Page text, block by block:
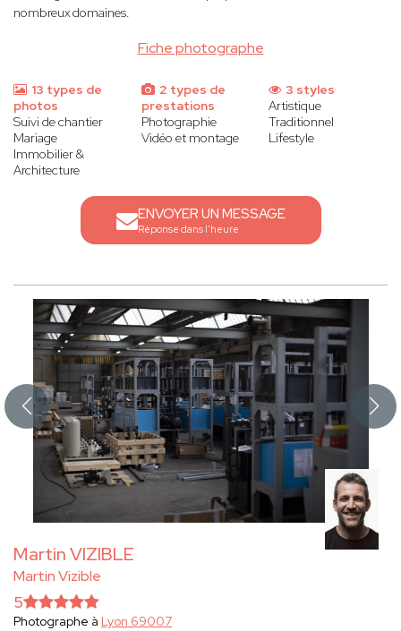
Fiche photographe
nombreux domaines.
13 types de
photos
Suivi de chantier
Mariage
Immobilier &
Architecture
2 types de
prestations
Photographie
Vidéo et montage
3 styles
Artistique
Traditionnel
Lifestyle
ENVOYER UN MESSAGE
Réponse dans l'heure
Martin VIZIBLE
Martin Vizible
5
Photographe à Lyon 69007